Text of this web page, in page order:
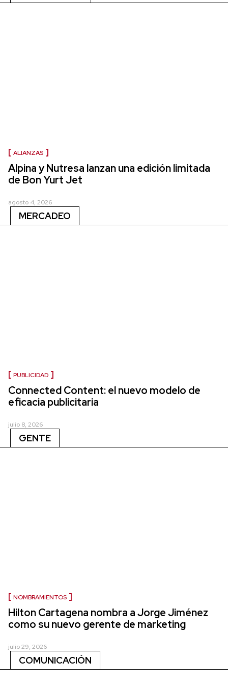
ALIANZAS
Alpina y Nutresa lanzan una edición limitada
de Bon Yurt Jet
agosto 4, 2026
MERCADEO
PUBLICIDAD
Connected Content: el nuevo modelo de
eficacia publicitaria
julio 8, 2026
GENTE
NOMBRAMIENTOS
Hilton Cartagena nombra a Jorge Jiménez
como su nuevo gerente de marketing
julio 29, 2026
COMUNICACIÓN